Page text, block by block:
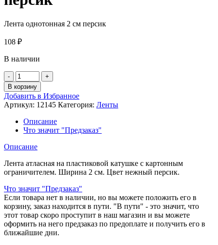
Лента однотонная 2 см персик
108 ₽
В наличии
Количество
товара
Лента
однотонная
2
см
персик
В корзину
Добавить в Избранное
Артикул: 12145 Категория: Ленты
Описание
Что значит "Предзаказ"
Описание
Лента атласная на пластиковой катушке с картонным
ограничителем. Ширина 2 см. Цвет нежный персик.
Что значит "Предзаказ"
Если товара нет в наличии, но вы можете положить его в
корзину, заказ находится в пути. "В пути" - это значит, что
этот товар скоро проступит в наш магазин и вы можете
оформить на него предзаказ по предоплате и получить его в
ближайшие дни.